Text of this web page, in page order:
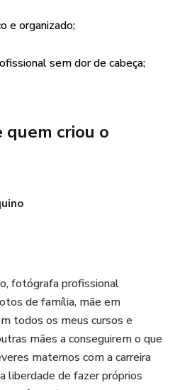
e organizado;
sem dor de cabeça;
quem criou o
fotógrafa profissional
de família, mãe em
todos os meus cursos e
mães a conseguirem o que
maternos com a carreira
liberdade de fazer próprios